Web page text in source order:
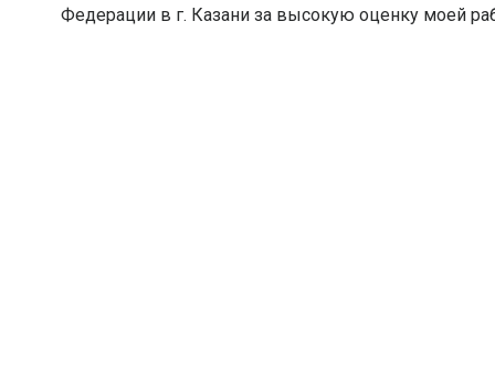
Федерации в г. Казани за высокую оценку моей